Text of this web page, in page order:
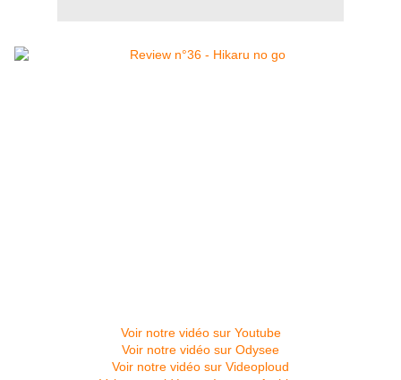
Voir notre vidéo sur Youtube
Voir notre vidéo sur Odysee
Voir notre vidéo sur Videoploud